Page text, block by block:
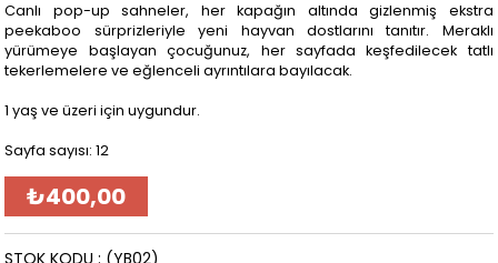
Canlı pop-up sahneler, her kapağın altında gizlenmiş ekstra
peekaboo sürprizleriyle yeni hayvan dostlarını tanıtır. Meraklı
yürümeye başlayan çocuğunuz, her sayfada keşfedilecek tatlı
tekerlemelere ve eğlenceli ayrıntılara bayılacak.
1 yaş ve üzeri için uygundur.
Sayfa sayısı: 12
₺400,00